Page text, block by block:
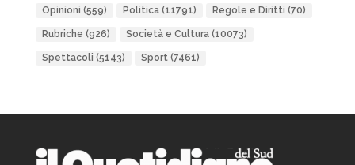
Opinioni (559) Politica(11791) Regole e Diritti (70)
Rubriche (926) Società e Cultura(10073)
Spettacoli (5143) Sport(7461)